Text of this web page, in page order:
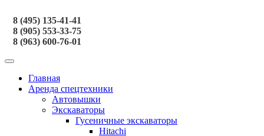
8 (495) 135-41-41
8 (905) 553-33-75
8 (963) 600-76-01
Главная
Аренда спецтехники
Автовышки
Экскаваторы
Гусеничные экскаваторы
Hitachi